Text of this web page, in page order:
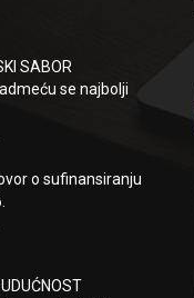
SABOR
se najbolji
o sufinansiranju